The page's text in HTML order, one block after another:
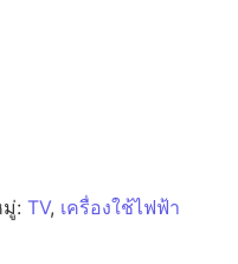
: TV, เครื่องใช้ไฟฟ้า